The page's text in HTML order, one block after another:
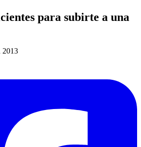
para subirte a una
2013